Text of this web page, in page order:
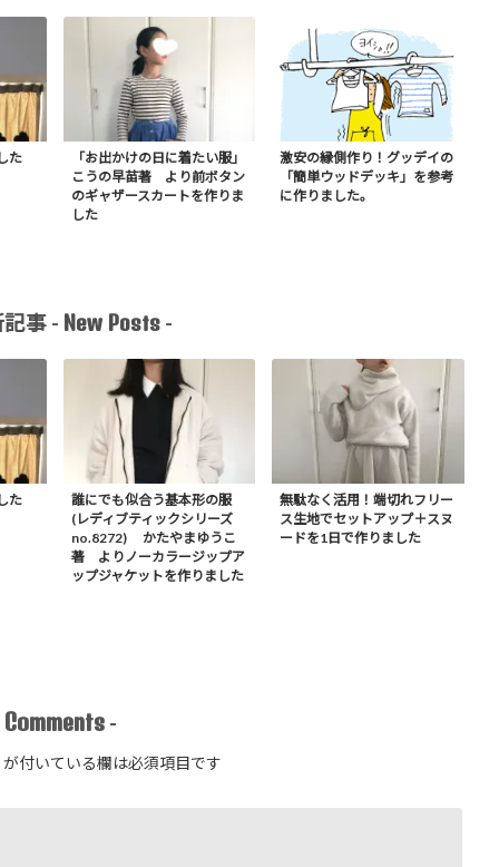
た
「お出かけの日に着たい服」
こうの早苗著 より前ボタン
のギャザースカートを作りま
した
激安の縁側作り！グッデイの
「簡単ウッドデッキ」を参考
に作りました。
事 - New Posts -
た
誰にでも似合う基本形の服
(レディブティックシリーズ
no.8272) かたやまゆうこ
著 よりノーカラージップア
ップジャケットを作りました
無駄なく活用！端切れフリー
ス生地でセットアップ＋スヌ
ードを1日で作りました
Comments -
が付いている欄は必須項目です